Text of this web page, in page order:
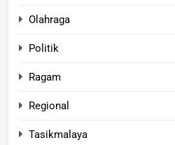
Olahraga
Politik
Ragam
Regional
Tasikmalaya